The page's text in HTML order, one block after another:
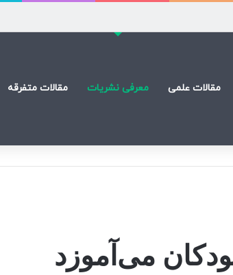
مقالات علمی معرفی نشریات مقالات متفرقه
می‌آموزد